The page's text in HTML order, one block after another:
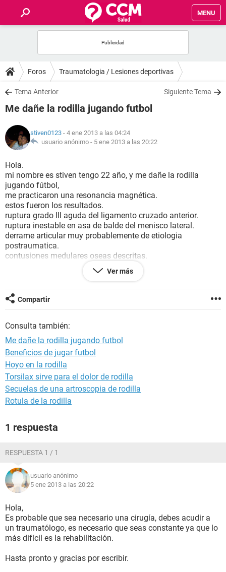
MENU
FOROS
SALUD
NUTRICIÓN
BIENESTAR
SEXUALIDAD
GLOSARIO
Foros Traumatologia / Lesiones deportivas
Tema Anterior Siguiente Tema
Me dañe la rodilla jugando futbol
stiven0123 - 4 ene 2013 a las 04:24
usuario anónimo - 5 ene 2013 a las 20:22
Hola.
mi nombre es stiven tengo 22 año, y me dañe la rodilla
jugando fútbol,
me practicaron una resonancia magnética.
estos fueron los resultados.
ruptura grado lll aguda del ligamento cruzado anterior.
ruptura inestable en asa de balde del menisco lateral.
derrame articular muy probablemente de etiologia
postraumatica.
contusiones medulares oseas descritas.
pues la verdad estoy muy asustado que no siga como antes
ps me gusta mucho el fútbol
la verdad me servirían mucho sus consejos si me recupero
un 100% o no
Ver más
Compartir
Consulta también:
Me dañe la rodilla jugando futbol
Beneficios de jugar futbol
Hoyo en la rodilla
Torsilax sirve para el dolor de rodilla
Secuelas de una artroscopia de rodilla
Rotula de la rodilla
1 respuesta
RESPUESTA 1 / 1
usuario anónimo
5 ene 2013 a las 20:22
Hola,
Es probable que sea necesario una cirugía, debes acudir a
un traumatólogo, es necesario que seas constante ya que lo
más difícil es la rehabilitación.
Hasta pronto y gracias por escribir.